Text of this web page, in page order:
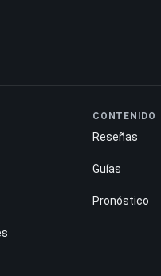
CONTENIDO
Reseñas
Guías
Pronóstico